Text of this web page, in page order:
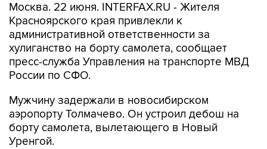
Москва. 22 июня. INTERFAX.RU - Жителя
Красноярского края привлекли к
административной ответственности за
хулиганство на борту самолета, сообщает
пресс-служба Управления на транспорте МВД
России по СФО.
Мужчину задержали в новосибирском
аэропорту Толмачево. Он устроил дебош на
борту самолета, вылетающего в Новый
Уренгой.